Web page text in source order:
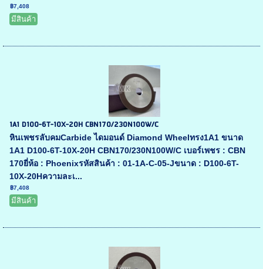
฿7,408
มีสินค้า
1A1 D100-6T-10X-20H CBN170/230N100W/C
หินเพชรลับคมCarbide ไดมอนด์ Diamond Wheelทรง1A1 ขนาด
1A1 D100-6T-10X-20H CBN170/230N100W/C เบอร์เพชร : CBN
170ยี่ห้อ : Phoenixรหัสสินค้า : 01-1A-C-05-Jขนาด : D100-6T-
10X-20Hความละเ...
฿7,408
มีสินค้า